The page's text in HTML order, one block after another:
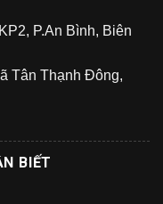
P.An Bình, Biên
Tân Thạnh Đông,
BIẾT